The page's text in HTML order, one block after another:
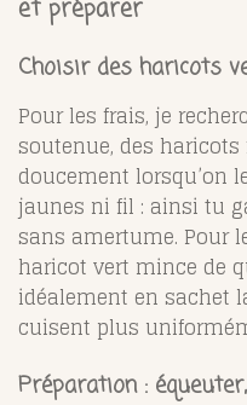
et préparer
Choisir des haricots
Pour les frais, je
soutenue, des
doucement lorsqu’on
jaunes ni fil : ainsi tu
sans amertume. Pour
haricot vert mince de
idéalement en sachet
cuisent plus
Préparation :